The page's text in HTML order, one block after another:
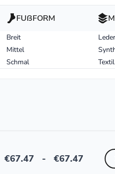
FUßFORM
Breit
Mittel
Schmal
Leder
Textil
€67.47 - €67.47